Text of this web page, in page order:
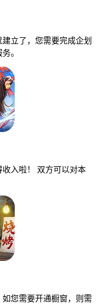
立了，您需要完成企划
。
入啦！ 双方可以对本
您需要开通橱窗，则需